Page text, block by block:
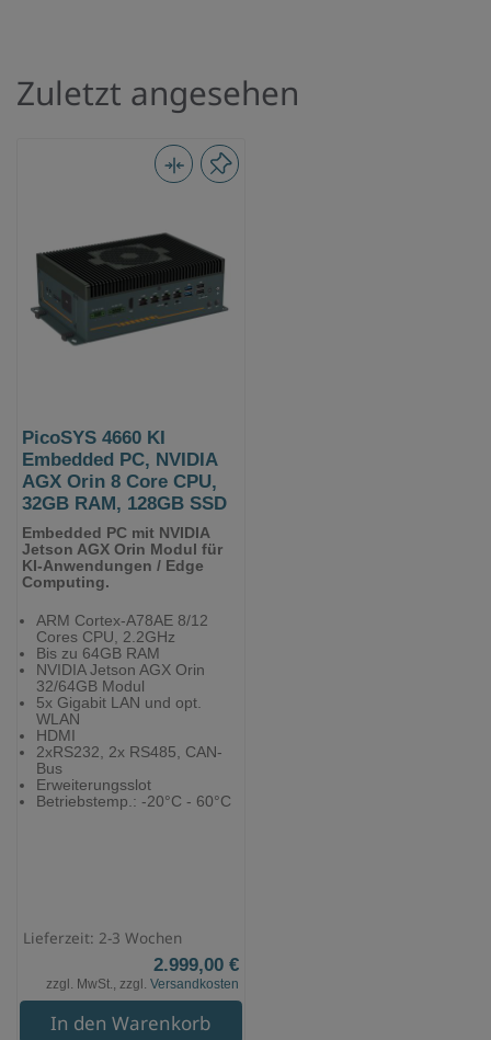
Zuletzt angesehen
PicoSYS 4660 KI
Embedded PC, NVIDIA
AGX Orin 8 Core CPU,
32GB RAM, 128GB SSD
Embedded PC mit NVIDIA
Jetson AGX Orin Modul für
KI-Anwendungen / Edge
Computing.
ARM Cortex-A78AE 8/12
Cores CPU, 2.2GHz
Bis zu 64GB RAM
NVIDIA Jetson AGX Orin
32/64GB Modul
5x Gigabit LAN und opt.
WLAN
HDMI
2xRS232, 2x RS485, CAN-
Bus
Erweiterungsslot
Betriebstemp.: -20°C - 60°C
Lieferzeit: 2-3 Wochen
2.999,00 €
zzgl. MwSt., zzgl. Versandkosten
In den Warenkorb